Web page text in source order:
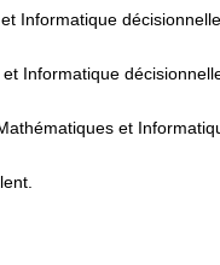
Informatique décisionnelle
Informatique
et